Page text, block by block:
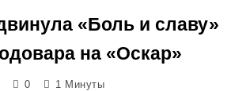
«Боль и славу»
на «Оскар»
0 1 Минуты